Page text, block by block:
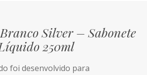
Silver – Sabonete
250ml
foi desenvolvido para